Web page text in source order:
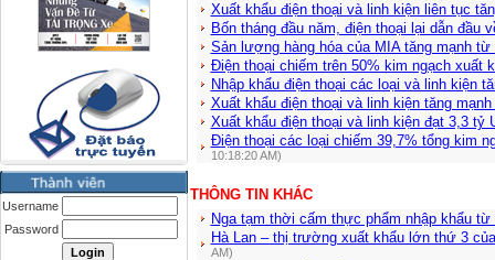
Username
Password
Xuất khẩu điện thoại và linh kiện liên tục
Bốn tháng đầu năm, điện thoại lại dẫn đầu
Sản lượng hàng hóa của MIA tăng mạnh
Điện thoại chiếm trên 50% kim ngạch xuất
Nhập khẩu điện thoại các loại và linh kiện
Xuất khẩu điện thoại và linh kiện tăng mạnh
Xuất khẩu điện thoại và linh kiện đạt 3,3 tỷ
Điện thoại các loại chiếm 39,7% tổng kim
10:18:20 AM)
THÔNG TIN KHÁC
Nga tạm thời cấm thực phẩm nhập khẩu từ
Hà Lan – thị trường xuất khẩu lớn thứ 3
AM)